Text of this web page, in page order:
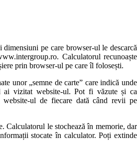
pe care browser-ul le descarcă
Calculatorul recunoaște
prin browser-ul pe care îl folosești.
unor „semne de carte” care indică unde
ai vizitat website-ul. Pot fi văzute și ca
website-ul de fiecare dată când revii pe
Calculatorul le stochează în memorie, dar
stocate în calculator. Poți extinde